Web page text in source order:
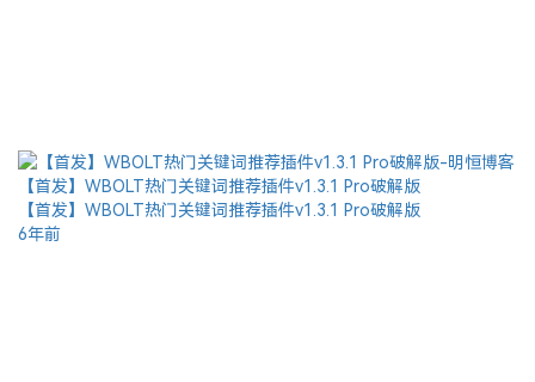
【首发】WBOLT热门关键词推荐插件v1.3.1 Pro破解版
【首发】WBOLT热门关键词推荐插件v1.3.1 Pro破解版
6年前